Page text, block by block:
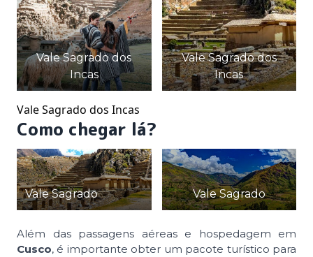
Vale Sagrado dos
Incas
Vale Sagrado dos
Incas
Vale Sagrado dos Incas
Como chegar lá?
Vale Sagrado Vale Sagrado
Além das passagens aéreas e hospedagem em
Cusco, é importante obter um pacote turístico para